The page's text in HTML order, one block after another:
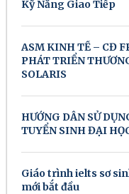
Kỹ Năng Giao Tiếp
ASM KINH TẾ – CĐ
PHÁT TRIỂN
SOLARIS
HƯỚNG DẪN SỬ
TUYỂN SINH ĐẠI
Giáo trình ielts sơ
mới bắt đầu